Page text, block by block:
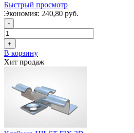
Быстрый просмотр
Экономия: 240,80 руб.
-
+
В корзину
Хит продаж